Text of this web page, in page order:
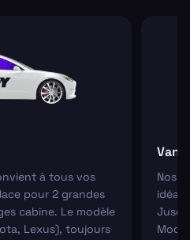
à tous vos
pour 2 grandes
cabine. Le modèle
Lexus), toujours
Van
Nos